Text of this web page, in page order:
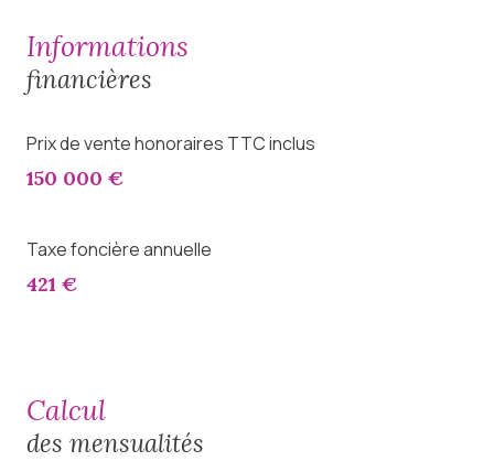
informations
financières
Prix de vente honoraires TTC inclus
150 000 €
Taxe foncière annuelle
421 €
calcul
des mensualités